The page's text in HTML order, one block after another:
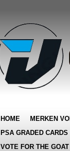
HOME MERKEN
PSA GRADED CARDS
VOTE FOR THE GOAT